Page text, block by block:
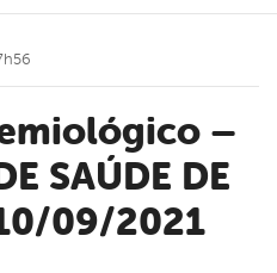
SAÚDE DE
09/2021